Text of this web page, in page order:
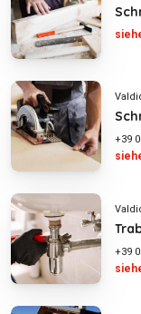
+39
+39